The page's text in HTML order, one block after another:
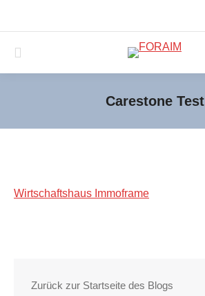
Search:
Carestone Test
Wirtschaftshaus Immoframe
Zurück zur Startseite des Blogs